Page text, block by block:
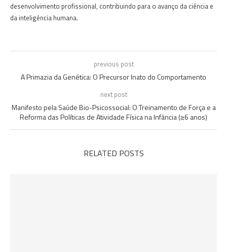
desenvolvimento profissional, contribuindo para o avanço da ciência e
da inteligência humana.
previous post
A Primazia da Genética: O Precursor Inato do Comportamento
next post
Manifesto pela Saúde Bio-Psicossocial: O Treinamento de Força e a
Reforma das Políticas de Atividade Física na Infância (≥6 anos)
RELATED POSTS